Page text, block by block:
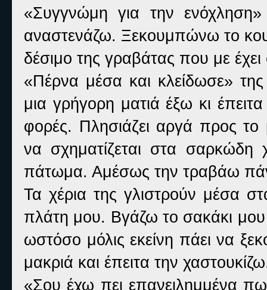
«Συγγνώμη για την
αναστενάζω. Ξεκουμπώνω το
δέσιμο της γραβάτας που με έχει
«Πέρνα μέσα και κλείδωσε»
μια γρήγορη ματιά έξω κι
φορές. Πλησιάζει αργά προς το
να σχηματίζεται στα σαρκώδη
πάτωμα. Αμέσως την τραβάω
Τα χέρια της γλιστρούν μέσα
πλάτη μου. Βγάζω το σακάκι
ωστόσο μόλις εκείνη πάει να
μακριά και έπειτα την
«Σου έχω πει επανειλημμένα